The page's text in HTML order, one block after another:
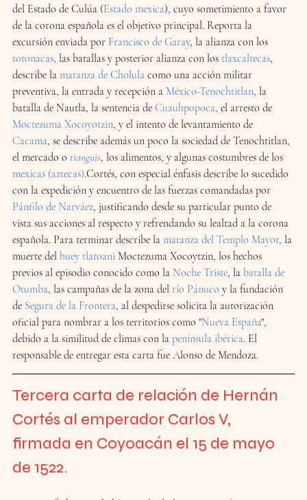
del Estado de Culúa (Estado mexica), cuyo sometimiento a favor
de la corona española es el objetivo principal. Reporta la
excursión enviada por Francisco de Garay, la alianza con los
totonacas, las batallas y posterior alianza con los tlaxcaltecas,
describe la matanza de Cholula como una acción militar
preventiva, la entrada y recepción a México-Tenochtitlan, la
batalla de Nautla, la sentencia de Cuauhpopoca, el arresto de
Moctezuma Xocoyotzin, y el intento de levantamiento de
Cacama, se describe además un poco la sociedad de Tenochtitlan,
el mercado o tianguis, los alimentos, y algunas costumbres de los
mexicas (aztecas).Cortés, con especial énfasis describe lo sucedido
con la expedición y encuentro de las fuerzas comandadas por
Pánfilo de Narváez, justificando desde su particular punto de
vista sus acciones al respecto y refrendando su lealtad a la corona
española. Para terminar describe la matanza del Templo Mayor, la
muerte del huey tlatoani Moctezuma Xocoytzin, los hechos
previos al episodio conocido como la Noche Triste, la batalla de
Otumba, las campañas de la zona del río Pánuco y la fundación
de Segura de la Frontera, al despedirse solicita la autorización
oficial para nombrar a los territorios como "Nueva España",
debido a la similitud de climas con la península ibérica. El
responsable de entregar esta carta fue Alonso de Mendoza.
Tercera carta de relación de Hernán
Cortés al emperador Carlos V,
firmada en Coyoacán el 15 de mayo
de 1522.